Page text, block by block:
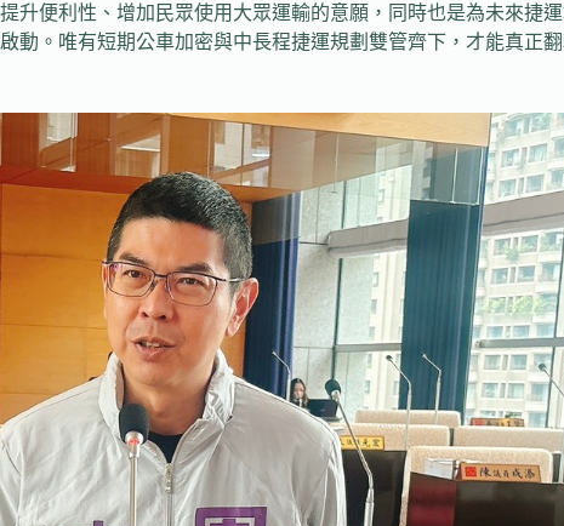
升便利性、增加民眾使用大眾運輸的意願，同時也是為未來捷
動。唯有短期公車加密與中長程捷運規劃雙管齊下，才能真正